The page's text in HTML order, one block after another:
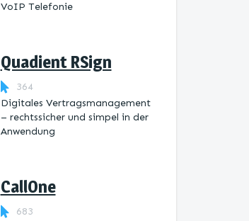
VoIP Telefonie
Quadient RSign
364
Digitales Vertragsmanagement
– rechtssicher und simpel in der
Anwendung
CallOne
683